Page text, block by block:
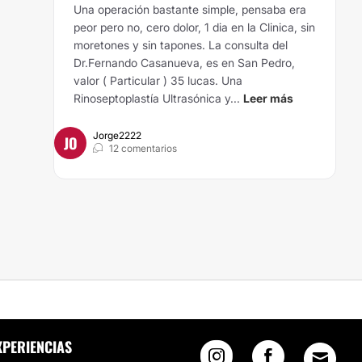
Una operación bastante simple, pensaba era
peor pero no, cero dolor, 1 dia en la Clinica, sin
moretones y sin tapones. La consulta del
Dr.Fernando Casanueva, es en San Pedro,
valor ( Particular ) 35 lucas. Una
Rinoseptoplastía Ultrasónica y... Leer más
JO
Jorge2222
12 comentarios